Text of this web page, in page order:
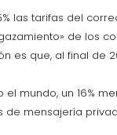
las tarifas del
de los
es que, al final de
mundo, un 16%
mensajería